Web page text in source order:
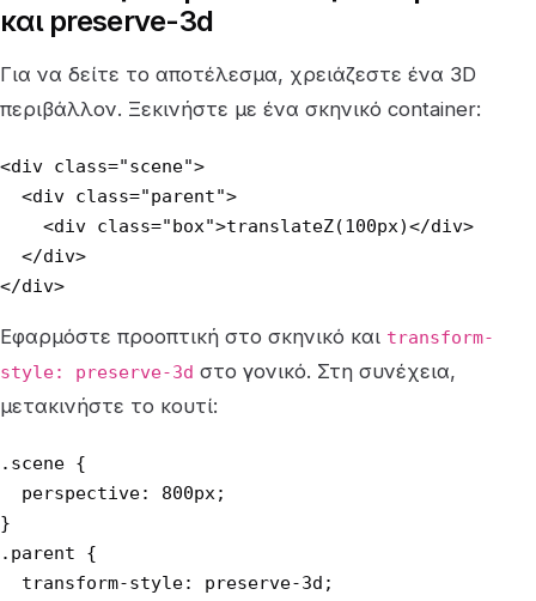
και preserve-3d
Για να δείτε το αποτέλεσμα, χρειάζεστε ένα 3D
περιβάλλον. Ξεκινήστε με ένα σκηνικό container:
<div class="scene">
  <div class="parent">
    <div class="box">translateZ(100px)</div>
  </div>
</div>
Εφαρμόστε προοπτική στο σκηνικό και transform-
style: preserve-3d στο γονικό. Στη συνέχεια,
μετακινήστε το κουτί:
.scene {
  perspective: 800px;
}
.parent {
  transform-style: preserve-3d;